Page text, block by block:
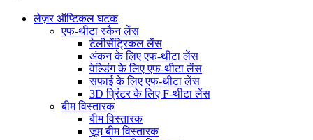
लेज़र ऑप्टिकल घटक
एफ-थीटा स्कैन लेंस
टेलीसेंट्रिकल लेंस
अंकन के लिए एफ-थीटा लेंस
वेल्डिंग के लिए एफ-थीटा लेंस
सफाई के लिए एफ-थीटा लेंस
3D प्रिंटर के लिए F-थीटा लेंस
बीम विस्तारक
बीम विस्तारक
ज़ूम बीम विस्तारक